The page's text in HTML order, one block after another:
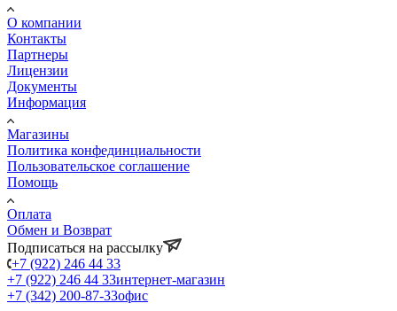
О компании
Контакты
Партнеры
Лицензии
Документы
Информация
Магазины
Политика конфединциальности
Пользовательское соглашение
Помощь
Оплата
Обмен и Возврат
Подписаться на рассылку
+7 (922) 246 44 33
+7 (922) 246 44 33интернет-магазин
+7 (342) 200-87-33офис